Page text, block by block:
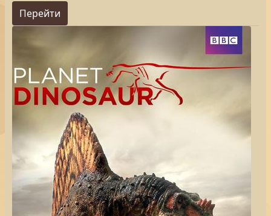
Перейти